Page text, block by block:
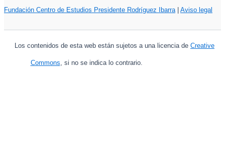
Fundación Centro de Estudios Presidente Rodríguez Ibarra| Aviso legal
Los contenidos de esta web están sujetos a una licencia de Creative
Commons, si no se indica lo contrario.